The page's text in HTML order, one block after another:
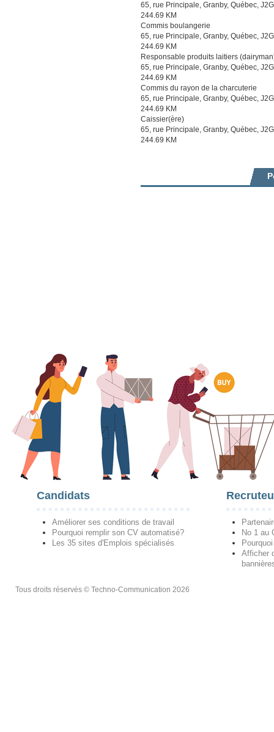
65, rue Principale, Granby, Québec,
244.69 KM
Commis boulangerie
65, rue Principale, Granby, Québec,
244.69 KM
Responsable produits laitiers
65, rue Principale, Granby, Québec,
244.69 KM
Commis du rayon de la charcuterie
65, rue Principale, Granby, Québec,
244.69 KM
Caissier(ère)
65, rue Principale, Granby, Québec,
244.69 KM
Candidats
Améliorer ses conditions de travail
Pourquoi remplir son CV automatisé?
Les 35 sites d'Emplois spécialisés
No 1 au
Afficher
Tous droits réservés © Techno-Communication 2026